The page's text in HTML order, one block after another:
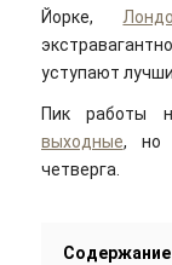
Йорке,
уступают
Пик работы
выходные, но
четверга.
Содержание